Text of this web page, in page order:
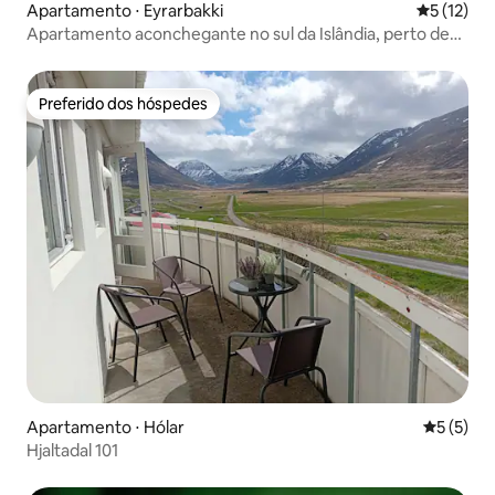
Apartamento ⋅ Eyrarbakki 5 de uma
5 (12)
Apartamento aconchegante no sul da Islândia, perto de
Preferido dos hóspedes
Preferido dos hóspedes
Apartamento ⋅ Hólar 5 de
5 (5)
Hjaltadal 101